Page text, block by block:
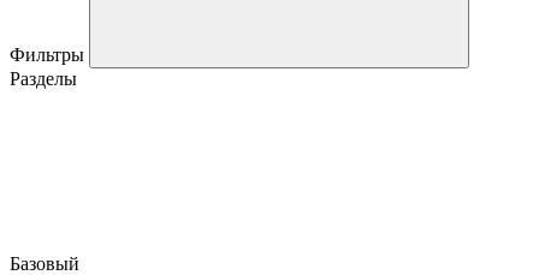
Фильтры
Разделы
Базовый